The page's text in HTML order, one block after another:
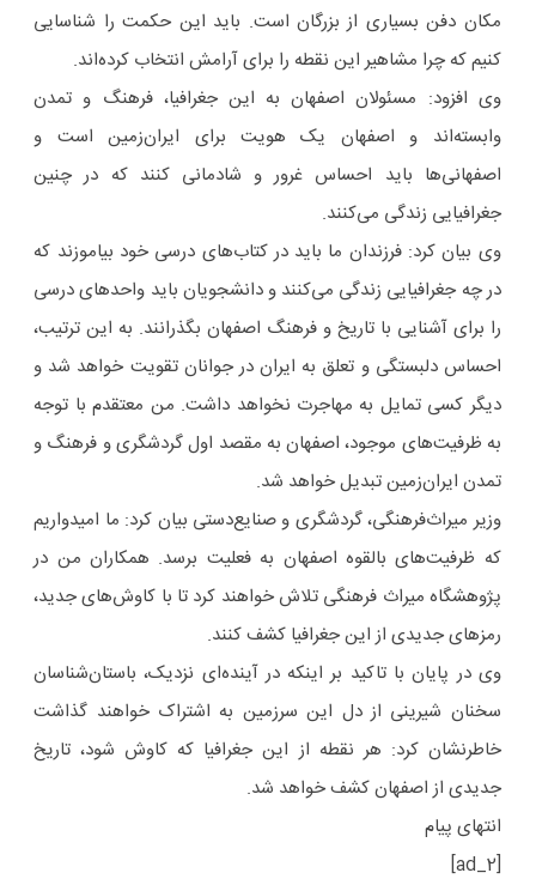
مکان دفن بسیاری از بزرگان است. باید این حکمت را شناسایی
کنیم که چرا مشاهیر این نقطه را برای آرامش انتخاب کرده‌اند.
وی افزود: مسئولان اصفهان به این جغرافیا، فرهنگ و تمدن
وابسته‌اند و اصفهان یک هویت برای ایران‌زمین است و
اصفهانی‌ها باید احساس غرور و شادمانی کنند که در چنین
جغرافیایی زندگی می‌کنند.
وی بیان کرد: فرزندان ما باید در کتاب‌های درسی خود بیاموزند که
در چه جغرافیایی زندگی می‌کنند و دانشجویان باید واحدهای درسی
را برای آشنایی با تاریخ و فرهنگ اصفهان بگذرانند. به این ترتیب،
احساس دلبستگی و تعلق به ایران در جوانان تقویت خواهد شد و
دیگر کسی تمایل به مهاجرت نخواهد داشت. من معتقدم با توجه
به ظرفیت‌های موجود، اصفهان به مقصد اول گردشگری و فرهنگ و
تمدن ایران‌زمین تبدیل خواهد شد.
وزیر میراث‌فرهنگی، گردشگری و صنایع‌دستی بیان کرد: ما امیدواریم
که ظرفیت‌های بالقوه اصفهان به فعلیت برسد. همکاران من در
پژوهشگاه میراث فرهنگی تلاش خواهند کرد تا با کاوش‌های جدید،
رمزهای جدیدی از این جغرافیا کشف کنند.
وی در پایان با تاکید بر اینکه در آینده‌ای نزدیک، باستان‌شناسان
سخنان شیرینی از دل این سرزمین به اشتراک خواهند گذاشت
خاطرنشان کرد: هر نقطه از این جغرافیا که کاوش شود، تاریخ
جدیدی از اصفهان کشف خواهد شد.
انتهای پیام
[ad_2]